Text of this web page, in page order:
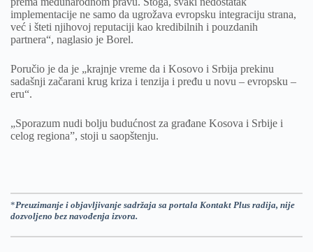
implementacije ne samo da ugrožava evropsku integraciju strana,
već i šteti njihovoj reputaciji kao kredibilnih i pouzdanih
partnera“, naglasio je Borel.
Poručio je da je „krajnje vreme da i Kosovo i Srbija prekinu
sadašnji začarani krug kriza i tenzija i pređu u novu – evropsku –
eru“.
„Sporazum nudi bolju budućnost za građane Kosova i Srbije i
celog regiona”, stoji u saopštenju.
*Preuzimanje i objavljivanje sadržaja sa portala Kontakt Plus radija, nije
dozvoljeno bez navođenja izvora.